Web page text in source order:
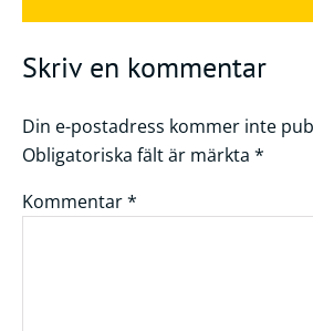
Skriv en kommentar
Din e-postadress kommer inte
Obligatoriska fält är märkta *
Kommentar*